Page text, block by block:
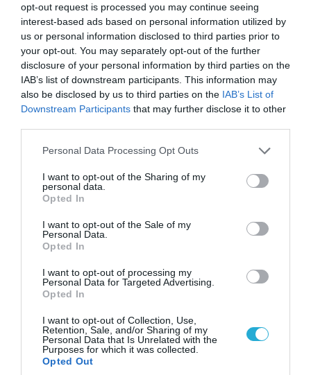
opt-out request is processed you may continue seeing
interest-based ads based on personal information utilized by
us or personal information disclosed to third parties prior to
your opt-out. You may separately opt-out of the further
disclosure of your personal information by third parties on the
IAB’s list of downstream participants. This information may
also be disclosed by us to third parties on the IAB’s List of
Downstream Participants that may further disclose it to other
Please note that this website/app uses one or more Google
not limited to your visit or usage behaviour. You may click to
grant or deny consent to Google and its third-party tags to
use your data for below specified purposes in below Google
consent section.
Personal Data Processing Opt Outs
I want to opt-out of the Sharing of my
personal data.
Opted In
I want to opt-out of the Sale of my
Personal Data.
Opted In
I want to opt-out of processing my
Personal Data for Targeted Advertising.
Opted In
I want to opt-out of Collection, Use,
Retention, Sale, and/or Sharing of my
Personal Data that Is Unrelated with the
Purposes for which it was collected.
Opted Out
08.08.2026 | 17:02
Σε «αναμμένα κάρβουνα» η Τουρκία:
Θάλασσα
ΠΟΛΙΤΙΚΗ